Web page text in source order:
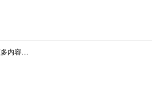
内容…